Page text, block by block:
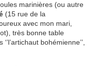
marinières (ou autre
(15 rue de la
avec mon mari,
très bonne table
bohémienne’’,